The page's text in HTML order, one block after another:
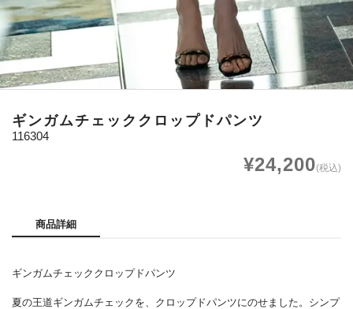
ギンガムチェッククロップドパンツ
116304
¥24,200(税込)
商品詳細
ギンガムチェッククロップドパンツ
夏の王道ギンガムチェックを、クロップドパンツにのせました。シンプ